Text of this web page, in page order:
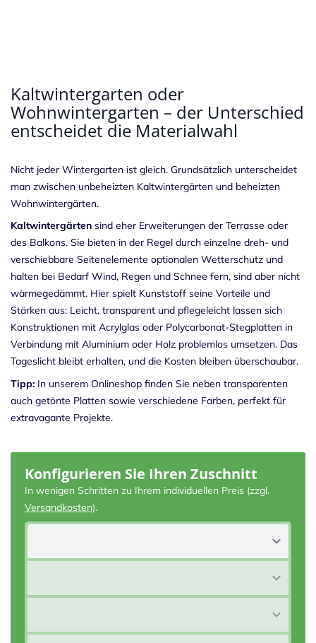
Kaltwintergarten oder
Wohnwintergarten – der Unterschied
entscheidet die Materialwahl
Nicht jeder Wintergarten ist gleich. Grundsätzlich unterscheidet
man zwischen unbeheizten Kaltwintergärten und beheizten
Wohnwintergärten.
Kaltwintergärten sind eher Erweiterungen der Terrasse oder
des Balkons. Sie bieten in der Regel durch einzelne dreh- und
verschiebbare Seitenelemente optionalen Wetterschutz und
halten bei Bedarf Wind, Regen und Schnee fern, sind aber nicht
wärmegedämmt. Hier spielt Kunststoff seine Vorteile und
Stärken aus: Leicht, transparent und pflegeleicht lassen sich
Konstruktionen mit Acrylglas oder Polycarbonat-Stegplatten in
Verbindung mit Aluminium oder Holz problemlos umsetzen. Das
Tageslicht bleibt erhalten, und die Kosten bleiben überschaubar.
Tipp: In unserem Onlineshop finden Sie neben transparenten
auch getönte Platten sowie verschiedene Farben, perfekt für
extravagante Projekte.
Konfigurieren Sie Ihren Zuschnitt
In wenigen Schritten zu Ihrem individuellen Preis (zzgl.
Versandkosten).